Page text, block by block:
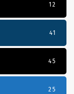
12
41
45
25